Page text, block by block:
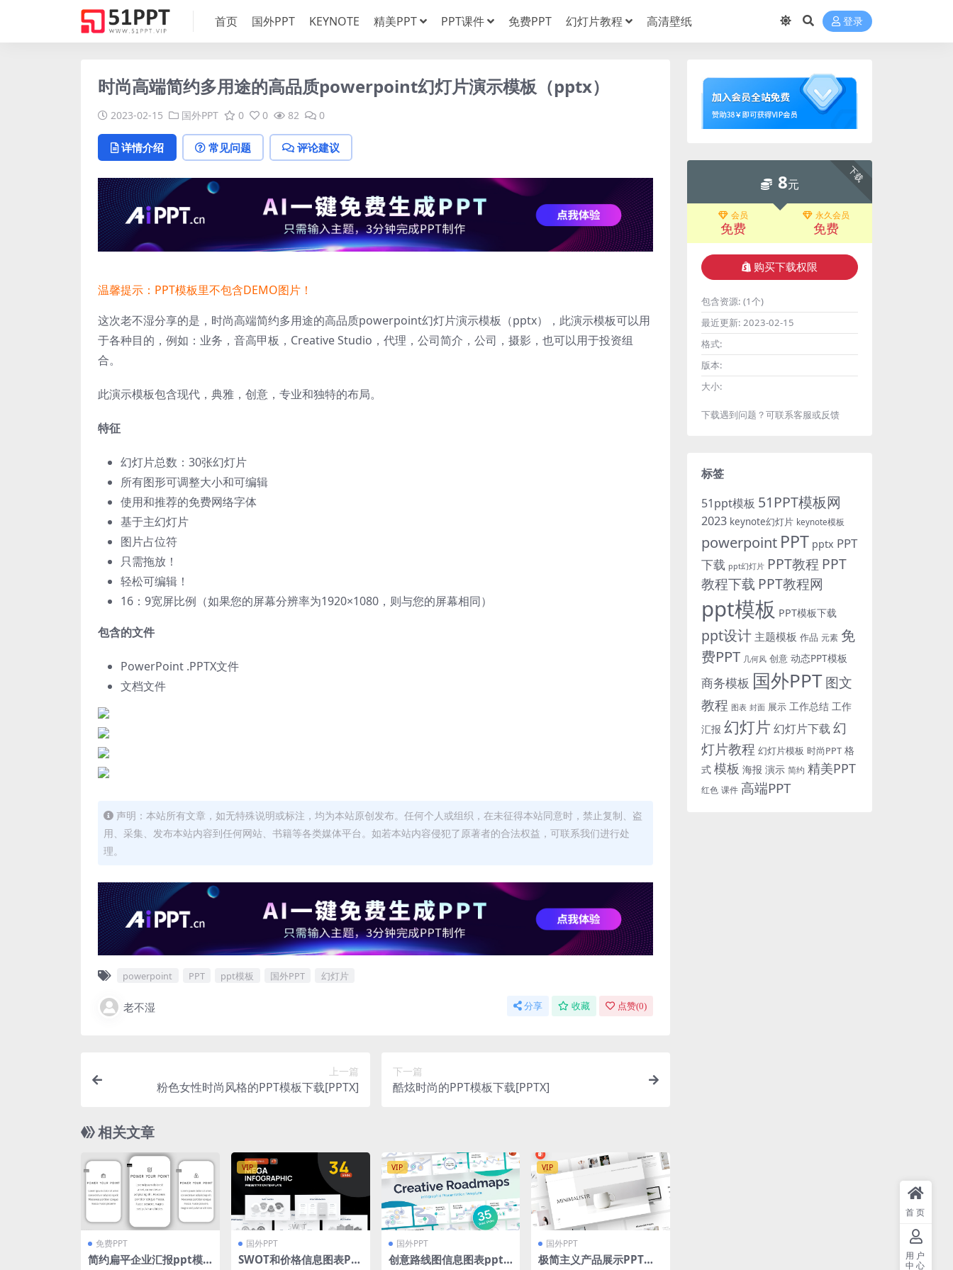
首页 国外PPT KEYNOTE 精美PPT PPT课件 免费PPT 幻灯片教程 高清壁纸 登录
时尚高端简约多用途的高品质powerpoint幻灯片演示模板（pptx）
2023-02-15 国外PPT 0 0 82 0
详情介绍 常见问题 评论建议
温馨提示：PPT模板里不包含DEMO图片！
这次老不湿分享的是，时尚高端简约多用途的高品质powerpoint幻灯片演示模板（pptx）， 此演示模板可以用
于各种目的，例如：业务，音高甲板，Creative Studio，代理，公司简介，公司，摄影，也可以用于投资组
合。
此演示模板包含现代，典雅，创意，专业和独特的布局。
特征
幻灯片总数：30张幻灯片
所有图形可调整大小和可编辑
使用和推荐的免费网络字体
基于主幻灯片
图片占位符
只需拖放！
轻松可编辑！
16：9宽屏比例（如果您的屏幕分辨率为1920×1080，则与您的屏幕相同）
包含的文件
PowerPoint .PPTX文件
文档文件
声明：本站所有文章，如无特殊说明或标注，均为本站原创发布。任何个人或组织，在未征得本站同意时，禁止复制、盗
用、采集、发布本站内容到任何网站、书籍等各类媒体平台。如若本站内容侵犯了原著者的合法权益，可联系我们进行处
理。
powerpoint PPT ppt模板 国外PPT 幻灯片
老不湿 分享 收藏 点赞(0)
上一篇
粉色女性时尚风格的PPT模板下载[PPTX]
下一篇
酷炫时尚的PPT模板下载[PPTX]
相关文章
免费PPT
简约扁平企业汇报ppt模
VIP
国外PPT
SWOT和价格信息图表PP
VIP
国外PPT
创意路线图信息图表ppt
VIP
国外PPT
极简主义产品展示PPT模
下载
8元
会员
免费
永久会员
免费
购买下载权限
包含资源: (1个)
最近更新: 2023-02-15
格式:
版本:
大小:
下载遇到问题？可联系客服或反馈
标签
51ppt模板 51PPT模板网
2023 keynote幻灯片 keynote模板
powerpoint PPT pptx PPT
下载 ppt幻灯片 PPT教程 PPT
教程下载 PPT教程网
ppt模板 PPT模板下载
ppt设计 主题模板 作品 元素 免
费PPT 几何风 创意 动态PPT模板
商务模板 国外PPT图文
教程 图表 封面 展示 工作总结 工作
汇报 幻灯片 幻灯片下载 幻
灯片教程 幻灯片模板 时尚PPT 格
式 模板 海报 演示 简约 精美PPT
红色 课件 高端PPT
首页
用户
中心